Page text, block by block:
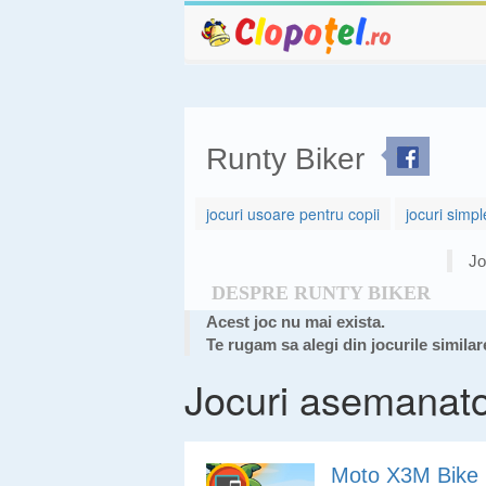
Runty Biker
jocuri usoare pentru copii jocuri
DESPRE RUNTY BIKER
Acest joc nu mai exista.
Te rugam sa alegi din jocurile
Jocuri
Moto X3M Bike